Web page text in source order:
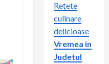
Rețete
culinare
delicioase
Vremea in
Judetul